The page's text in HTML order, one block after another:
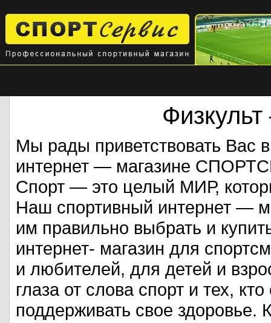
Мы рады приветствовать Вас
интернет — магазине
Спорт — это целый МИР,
Наш спортивный интернет —
им правильно выбрать и
интернет- магазин для
и любителей, для детей и
глаза от слова спорт и тех,
поддерживать свое